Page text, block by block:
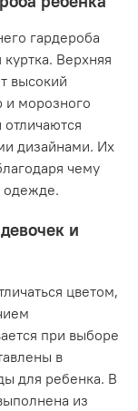
гардероба
Верхняя
высокий
и морозного
дизайнами. Их
чему
одежде.
и
цветом,
при выборе
в
для ребенка. В
из